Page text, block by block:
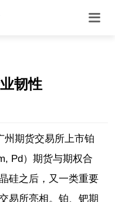
韧性
州期货交易所上市铂
Pd）期货与期权合
硅之后，又一类重要
易所亮相。铂、钯期